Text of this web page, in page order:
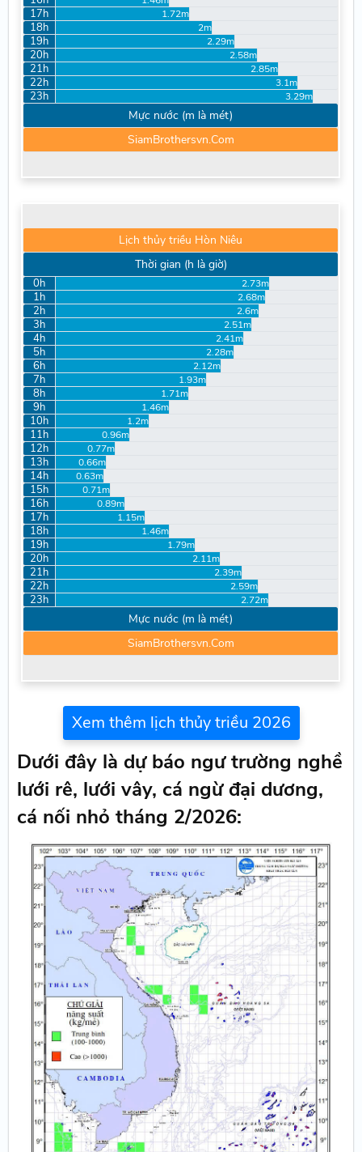
17h 1.72m
18h 2m
19h 2.29m
20h 2.58m
21h 2.85m
22h 3.1m
23h 3.29m
Mực nước (m là mét)
SiamBrothersvn.Com
Lịch thủy triều Hòn Niêu
Thời gian (h là giờ)
0h 2.73m
1h 2.68m
2h 2.6m
3h 2.51m
4h 2.41m
5h 2.28m
6h 2.12m
7h 1.93m
8h 1.71m
9h 1.46m
10h 1.2m
11h 0.96m
12h 0.77m
13h 0.66m
14h 0.63m
15h 0.71m
16h 0.89m
17h 1.15m
18h 1.46m
19h 1.79m
20h 2.11m
21h 2.39m
22h 2.59m
23h 2.72m
Mực nước (m là mét)
SiamBrothersvn.Com
Xem thêm lịch thủy triều 2026
Dưới đây là dự báo ngư trường nghề
lưới rê, lưới vây, cá ngừ đại dương,
cá nối nhỏ tháng 2/2026: